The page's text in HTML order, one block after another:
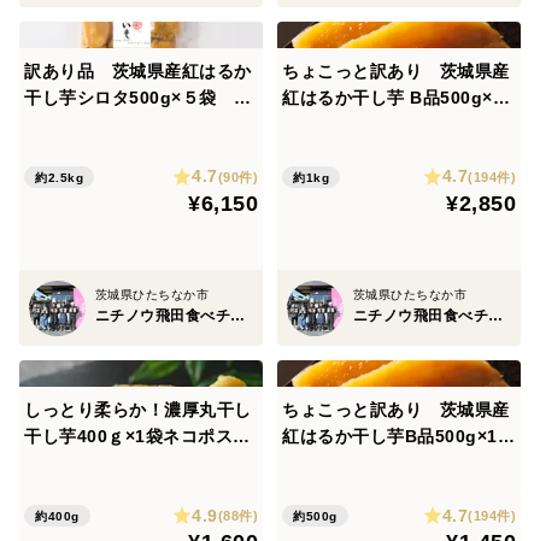
訳あり品 茨城県産紅はるか
干し芋シロタ500g×５袋 お
約2.5kg 4.7(90件)
¥6,150
茨城県ひたちなか市
ニチノウ飛田食べチョク店
ちょこっと訳あり 茨城県産
紅はるか干し芋 B品500g×2
約1kg 4.7(194件)
¥2,850
茨城県ひたちなか市
ニチノウ飛田食べチョク店
しっとり柔らか！濃厚丸干し
干し芋400ｇ×1袋ネコポス
約400g 4.9(88件)
ちょこっと訳あり 茨城県産
紅はるか干し芋B品500g×1
約500g 4.7(194件)